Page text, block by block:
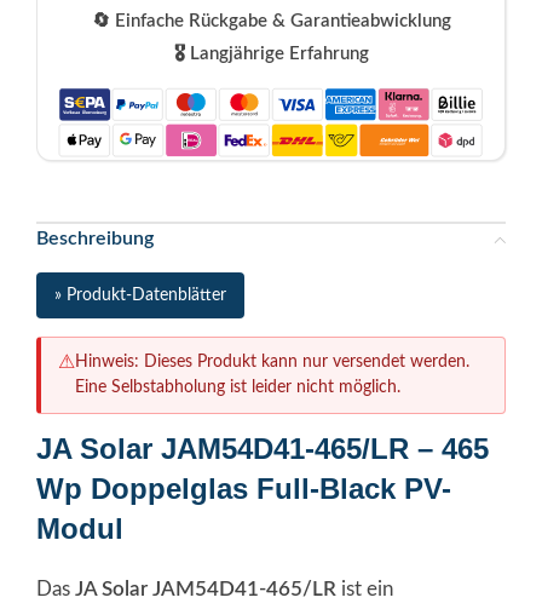
🔄 Einfache Rückgabe & Garantieabwicklung
🎖️ Langjährige Erfahrung
Beschreibung
» Produkt-Datenblätter
⚠ Hinweis: Dieses Produkt kann nur versendet werden.
Eine Selbstabholung ist leider nicht möglich.
JA Solar JAM54D41-465/LR – 465
Wp Doppelglas Full-Black PV-
Modul
Das JA Solar JAM54D41-465/LR ist ein